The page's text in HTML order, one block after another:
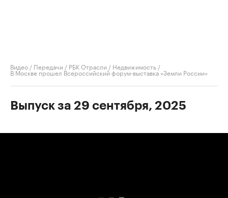
Видео / Передачи / РБК Отрасли / Недвижимость /
В Москве прошел Всероссийский форум-выставка «Земли России»
Выпуск за 29 сентября, 2025